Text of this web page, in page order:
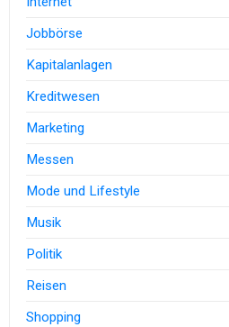
Jobbörse
Kapitalanlagen
Kreditwesen
Marketing
Messen
Mode und Lifestyle
Musik
Politik
Reisen
Shopping